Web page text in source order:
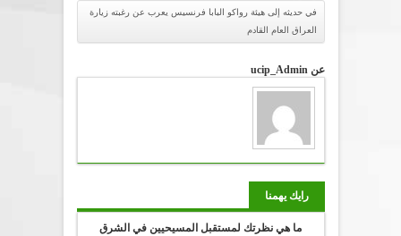
في حديثه إلى هيئة رواكو البابا فرنسيس يعرب عن رغبته زيارة
العراق العام القادم
عن ucip_Admin
رايك يهمنا
ما هي نظرتك لمستقبل المسيحيين في الشرق